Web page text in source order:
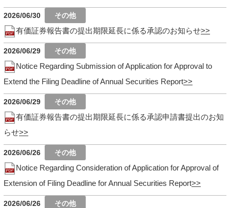
2026/06/30
有価証券報告書の提出期限延長に係る承認のお知らせ
2026/06/29
Notice Regarding Submission of Application for Approval to
Extend the Filing Deadline of Annual Securities Report
2026/06/29
有価証券報告書の提出期限延長に係る承認申請書提出のお知
らせ
2026/06/26
Notice Regarding Consideration of Application for Approval of
Extension of Filing Deadline for Annual Securities Report
2026/06/26